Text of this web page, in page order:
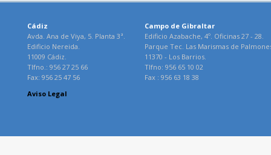
Cádiz
Avda. Ana de Viya, 5. Planta 3ª.
Edificio Nereida.
11009 Cádiz.
Tlfno.: 956 27 25 66
Fax: 956 25 47 56
Campo de Gibraltar
Edificio Azabache, 4º. Oficinas 27 - 28.
Parque Tec. Las Marismas de
11370 - Los Barrios.
Tlfno: 956 65 10 02
Fax : 956 63 18 38
Aviso Legal